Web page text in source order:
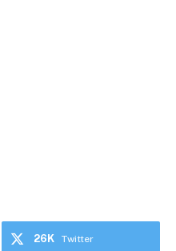
Twitter
26K